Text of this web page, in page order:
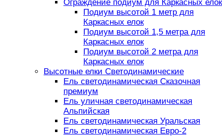
Ограждение подиум для Каркасных елок
Подиум высотой 1 метр для
Каркасных елок
Подиум высотой 1,5 метра для
Каркасных елок
Подиум высотой 2 метра для
Каркасных елок
Высотные елки Светодинамические
Ель светодинамическая Сказочная
премиум
Ель уличная светодинамическая
Альпийская
Ель светодинамическая Уральская
Ель светодинамическая Евро-2